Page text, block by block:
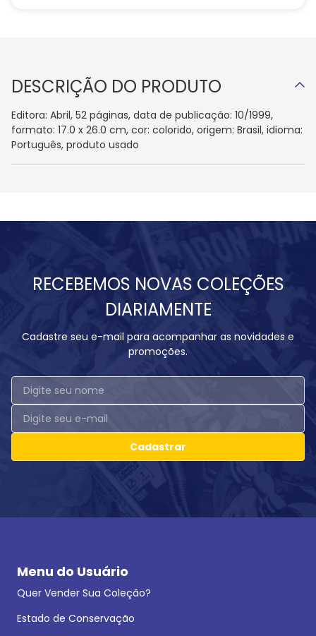
DESCRIÇÃO DO PRODUTO
Editora: Abril, 52 páginas, data de publicação: 10/1999,
formato: 17.0 x 26.0 cm, cor: colorido, origem: Brasil, idioma:
Português, produto usado
RECEBEMOS NOVAS COLEÇÕES
DIARIAMENTE
Cadastre seu e-mail para acompanhar as novidades e
promoções.
Cadastrar
Menu do Usuário
Quer Vender Sua Coleção?
Estado de Conservação